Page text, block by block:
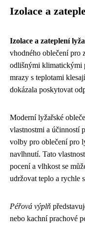
Izolace a
Izolace a zateplení
vhodného oblečení pro
odlišnými klimatickými
mrazy s teplotami
dokázala poskytovat
Moderní lyžařské
vlastnostmi a účinností
volby pro oblečení pro
navlhnutí. Tato
pocení a vlhkost se
udržovat teplo a rychle
Péřová výplň
nebo kachní prachové